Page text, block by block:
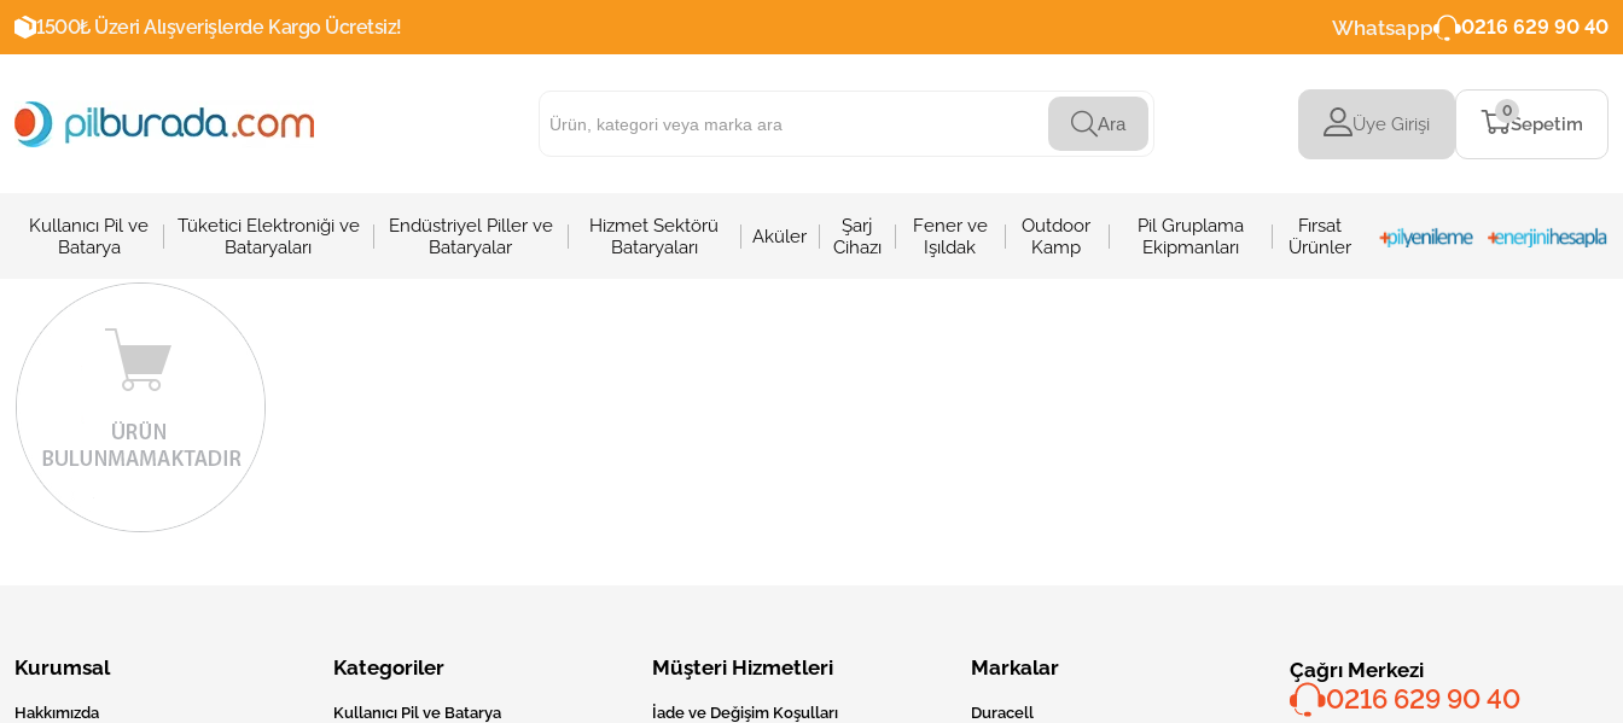
1500₺ Üzeri Alışverişlerde Kargo Ücretsiz! Whatsapp 0216 629 90 40
Ara Üye Girişi Sepetim
0
Kullanıcı Pil ve
Batarya
Tüketici Elektroniği ve
Bataryaları
Endüstriyel Piller ve
Bataryalar
Hizmet Sektörü
Bataryaları
Aküler
Şarj
Cihazı
Fener ve
Işıldak
Outdoor
Kamp
Pil Gruplama
Ekipmanları
Fırsat
Ürünler
Kurumsal
Hakkımızda
Kategoriler
Kullanıcı Pil ve Batarya
Müşteri Hizmetleri
İade ve Değişim Koşulları
Markalar
Duracell
Çağrı Merkezi
0216 629 90 40